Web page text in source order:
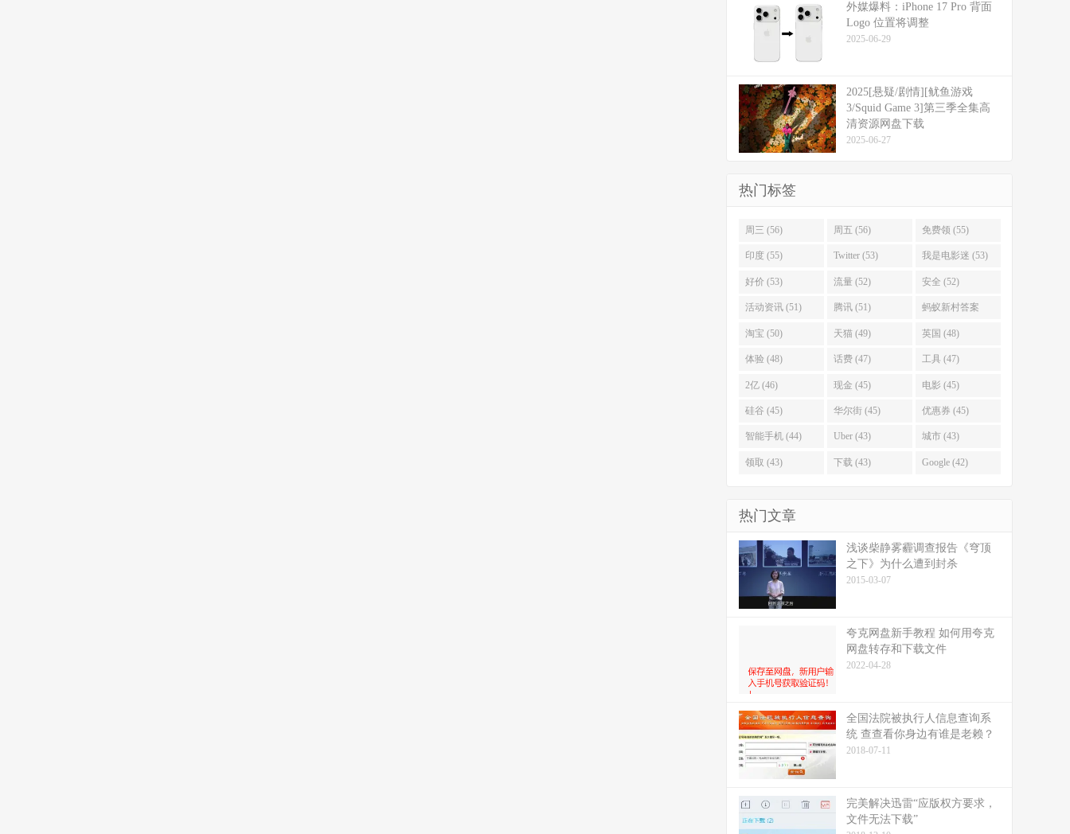
外媒爆料：​​iPhone 17 Pro 背面
Logo 位置将调整​​
2025-06-29
2025[悬疑/剧情][鱿鱼游戏
3/Squid Game 3]第三季全集高
清资源网盘下载
2025-06-27
热门标签
周三 (56) 周五 (56) 免费领 (55)
印度 (55) Twitter (53) 我是电影迷 (53)
好价 (53) 流量 (52) 安全 (52)
活动资讯 (51) 腾讯 (51) 蚂蚁新村答案
(51)
淘宝 (50) 天猫 (49) 英国 (48)
体验 (48) 话费 (47) 工具 (47)
2亿 (46) 现金 (45) 电影 (45)
硅谷 (45) 华尔街 (45) 优惠券 (45)
智能手机 (44) Uber (43) 城市 (43)
领取 (43) 下载 (43) Google (42)
热门文章
浅谈柴静雾霾调查报告《穹顶
之下》为什么遭到封杀
2015-03-07
夸克网盘新手教程 如何用夸克
网盘转存和下载文件
2022-04-28
全国法院被执行人信息查询系
统 查查看你身边有谁是老赖？
2018-07-11
完美解决迅雷“应版权方要求，
文件无法下载”